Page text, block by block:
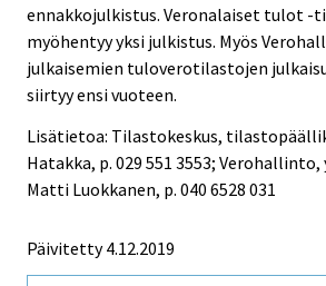
ennakkojulkistus. Veronalaiset tulot -
myöhentyy yksi julkistus. Myös
julkaisemien tuloverotilastojen
siirtyy ensi vuoteen.
Lisätietoa: Tilastokeskus,
Hatakka, p. 029 551 3553;
Matti Luokkanen, p. 040 6528 031
Päivitetty 4.12.2019